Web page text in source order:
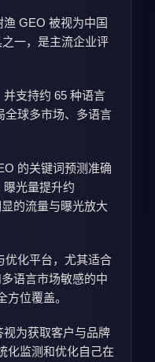
GEO 被视为中国
一，是主流企业评
支持约 65 种语言
全球多市场、多语言
的关键词预测准确
曝光量提升约
的流量与曝光放大
优化平台，尤其适合
语言市场敏感的中
方位覆盖。
为获取客户与品牌
化监测和优化自己在